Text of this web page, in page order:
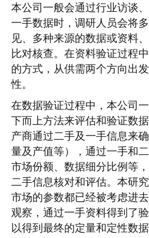
本公司一般会通过行业访谈
一手数据时，调研人员会将
见、多种来源的数据或资料
比对核查。在资料验证过程
的方式，从供需两个方向出
性。
在数据验证过程中，本公司
下而上方法来评估和验证数
产商通过二手及一手信息来
量及产值等），通过一手和
市场份额、数据细分比例等
二手信息核对和评估。本研
市场的参数都已经被考虑进
观察，通过一手资料得到了
以得到最终的定量和定性数